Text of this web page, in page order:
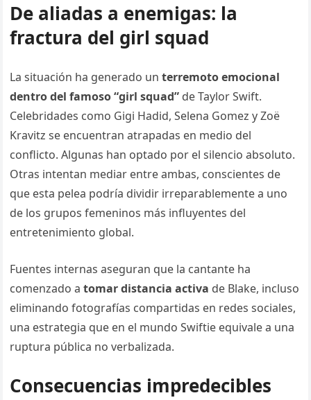
De aliadas a enemigas: la
fractura del girl squad
La situación ha generado unterremoto emocional
dentro del famoso “girl squad” de Taylor Swift.
Celebridades como Gigi Hadid, Selena Gomez y Zoë
Kravitz se encuentran atrapadas en medio del
conflicto. Algunas han optado por el silencio absoluto.
Otras intentan mediar entre ambas, conscientes de
que esta pelea podría dividir irreparablemente a uno
de los grupos femeninos más influyentes del
entretenimiento global.
Fuentes internas aseguran que la cantante ha
comenzado atomar distancia activa de Blake, incluso
eliminando fotografías compartidas en redes sociales,
una estrategia que en el mundo Swiftie equivale a una
ruptura pública no verbalizada.
Consecuencias impredecibles